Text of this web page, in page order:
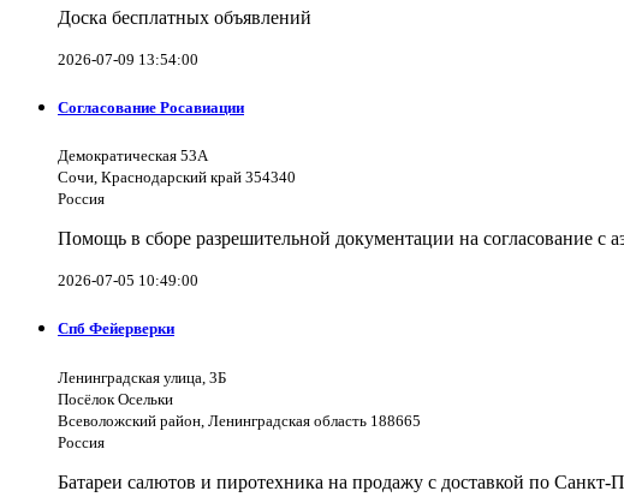
Доска бесплатных объявлений
2026-07-09 13:54:00
Согласование Росавиации
Демократическая 53А
Сочи, Краснодарский край 354340
Россия
Помощь в сборе разрешительной документации на согласование
2026-07-05 10:49:00
Спб Фейерверки
Ленинградская улица, 3Б
Посёлок Осельки
Всеволожский район, Ленинградская область 188665
Россия
Батареи салютов и пиротехника на продажу с доставкой по Санкт-